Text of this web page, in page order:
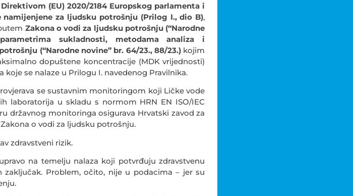
Direktivom (EU) 2020/2184 Europskog parlamenta i
za ljudsku potrošnju (Prilog I., dio B),
Zakona o vodi za ljudsku potrošnju (“Narodne
sukladnosti, metodama analiza i
(“Narodne novine” br. 64/23., 88/23.)kojim
dopuštene koncentracije (MDK vrijednosti)
koje se nalaze u Prilogu I. navedenog Pravilnika.
se sustavnim monitoringom koji Ličke vode
laboratorija u skladu s normom HRN EN ISO/IEC
državnog monitoringa osigurava Hrvatski zavod za
o vodi za ljudsku potrošnju.
zdravstveni rizik.
na temelju nalaza koji potvrđuju zdravstvenu
zaključak. Problem, očito, nije u podacima – jer su